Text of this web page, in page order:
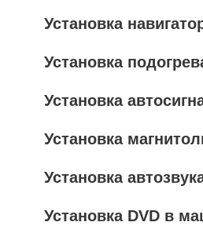
Установка
Установка
Установка
Установка
Установка
Установка DVD в